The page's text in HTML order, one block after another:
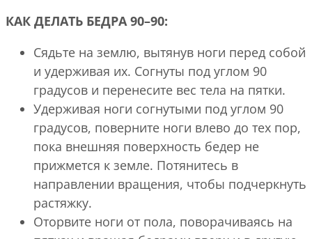
КАК ДЕЛАТЬ БЕДРА 90–90:
Сядьте на землю, вытянув ноги перед собой
и удерживая их. Согнуты под углом 90
градусов и перенесите вес тела на пятки.
Удерживая ноги согнутыми под углом 90
градусов, поверните ноги влево до тех пор,
пока внешняя поверхность бедер не
прижмется к земле. Потянитесь в
направлении вращения, чтобы подчеркнуть
растяжку.
Оторвите ноги от пола, поворачиваясь на